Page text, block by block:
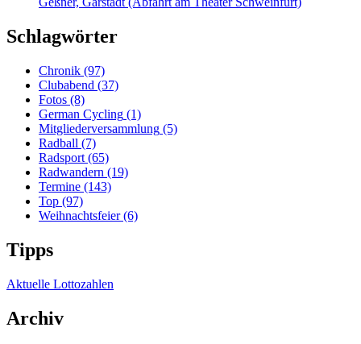
Schlagwörter
Chronik (97)
Clubabend (37)
Fotos (8)
German Cycling (1)
Mitgliederversammlung (5)
Radball (7)
Radsport (65)
Radwandern (19)
Termine (143)
Top (97)
Weihnachtsfeier(6)
Tipps
Aktuelle Lottozahlen
Archiv